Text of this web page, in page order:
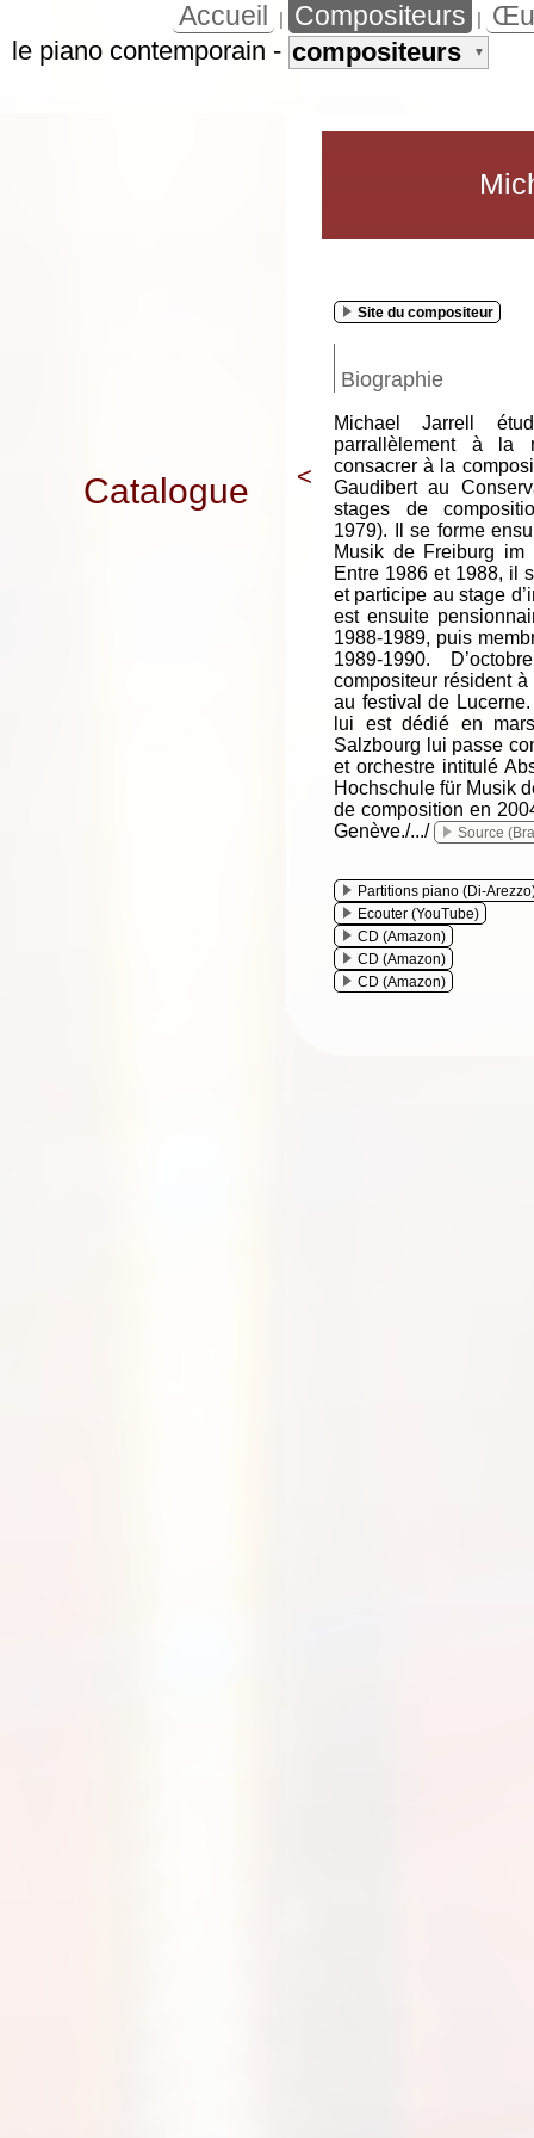
Accueil Compositeurs
Catalogue <
Site du compositeur
Biographie
Michael Jarrell
parrallèlement à la
consacrer à la
Gaudibert au
stages de
1979). Il se forme
Musik de Freiburg im
Entre 1986 et 1988, il
et participe au stage
est ensuite
1988-1989, puis
1989-1990.
compositeur résident à
au festival de
lui est dédié en
Salzbourg lui passe
et orchestre intitulé
Hochschule für Musik
de composition en
Genève./.../
Source
Partitions piano (Di-
Ecouter (YouTube)
CD (Amazon)
CD (Amazon)
CD (Amazon)
le piano contemporain - compositeurs ▼